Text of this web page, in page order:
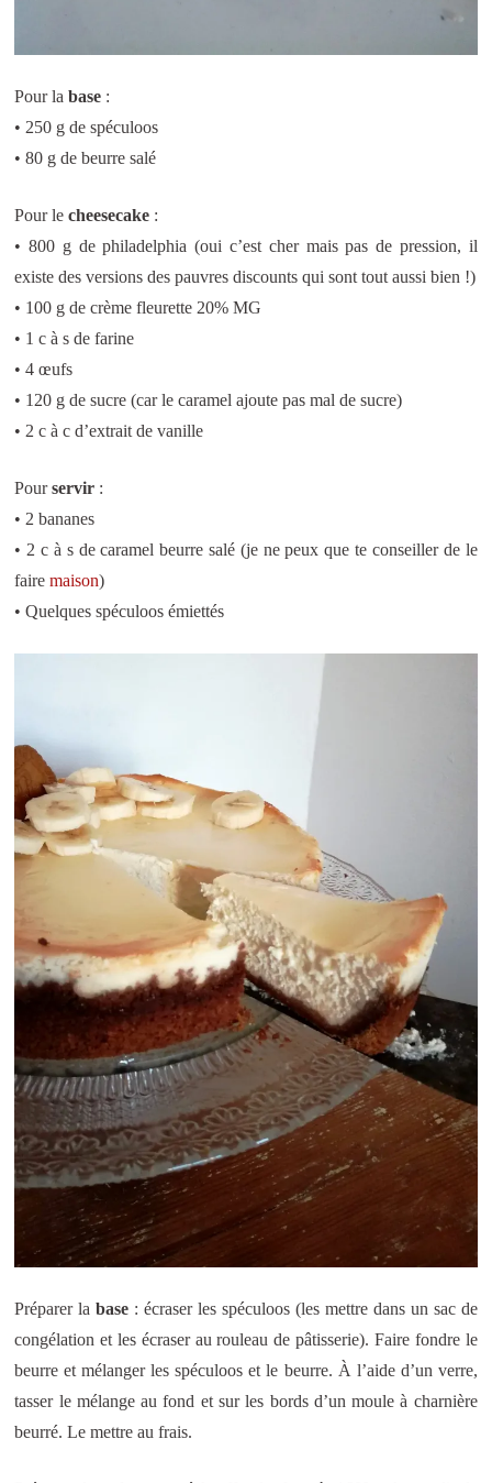
Pour labase :
• 250 g de spéculoos
• 80 g de beurre salé
Pour lecheesecake :
• 800 g de philadelphia (oui c’est cher mais pas de pression, il
existe des versions des pauvres discounts qui sont tout aussi bien !)
• 100 g de crème fleurette 20% MG
• 1 c à s de farine
• 4 œufs
• 120 g de sucre (car le caramel ajoute pas mal de sucre)
• 2 c à c d’extrait de vanille
Pourservir :
• 2 bananes
• 2 c à s de caramel beurre salé (je ne peux que te conseiller de le
fairemaison)
• Quelques spéculoos émiettés
Préparer labase : écraser les spéculoos (les mettre dans un sac de
congélation et les écraser au rouleau de pâtisserie). Faire fondre le
beurre et mélanger les spéculoos et le beurre. À l’aide d’un verre,
tasser le mélange au fond et sur les bords d’un moule à charnière
beurré. Le mettre au frais.